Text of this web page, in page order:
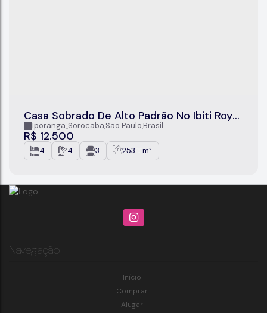
Casa Sobrado De Alto Padrão No Ibiti Royal
Park – Conforto, Tecnologia E Sofisticação
R$ 12.500
Iporanga,Sorocaba,São Paulo,Brasil
4 4 3 253 m²
Navegação
Início
Comprar
Alugar